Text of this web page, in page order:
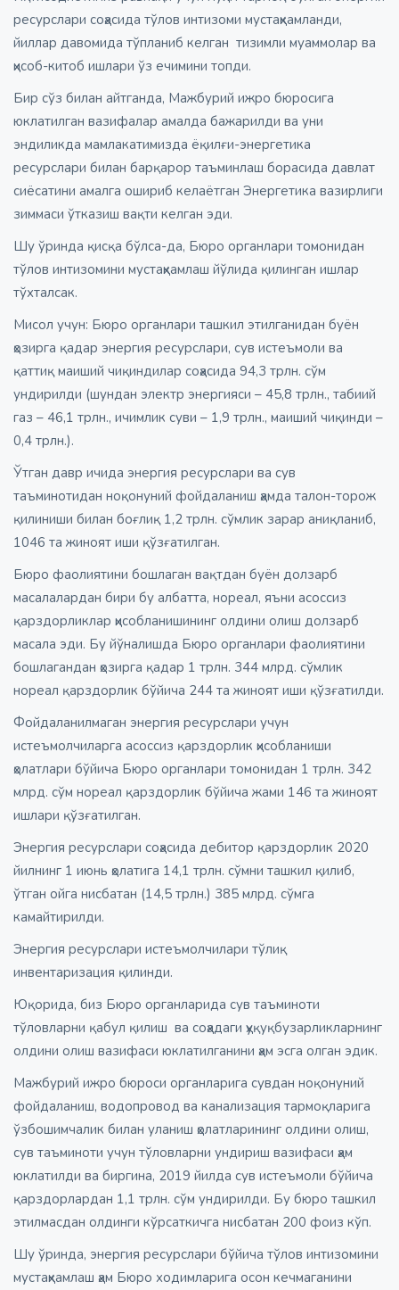
ресурслари соҳасида тўлов интизоми мустаҳкамланди,
йиллар давомида тўпланиб келган тизимли муаммолар ва
ҳисоб-китоб ишлари ўз ечимини топди.
Бир сўз билан айтганда, Мажбурий ижро бюросига
юклатилган вазифалар амалда бажарилди ва уни
эндиликда мамлакатимизда ёқилғи-энергетика
ресурслари билан барқарор таъминлаш борасида давлат
сиёсатини амалга ошириб келаётган Энергетика вазирлиги
зиммаси ўтказиш вақти келган эди.
Шу ўринда қисқа бўлса-да, Бюро органлари томонидан
тўлов интизомини мустаҳкамлаш йўлида қилинган ишлар
тўхталсак.
Мисол учун: Бюро органлари ташкил этилганидан буён
ҳозирга қадар энергия ресурслари, сув истеъмоли ва
қаттиқ маиший чиқиндилар соҳасида 94,3 трлн. сўм
ундирилди (шундан электр энергияси – 45,8 трлн., табиий
газ – 46,1 трлн., ичимлик суви – 1,9 трлн., маиший чиқинди –
0,4 трлн.).
Ўтган давр ичида энергия ресурслари ва сув
таъминотидан ноқонуний фойдаланиш ҳамда талон-торож
қилиниши билан боғлиқ 1,2 трлн. сўмлик зарар аниқланиб,
1046 та жиноят иши қўзғатилган.
Бюро фаолиятини бошлаган вақтдан буён долзарб
масалалардан бири бу албатта, нореал, яъни асоссиз
қарздорликлар ҳисобланишининг олдини олиш долзарб
масала эди. Бу йўналишда Бюро органлари фаолиятини
бошлагандан ҳозирга қадар 1 трлн. 344 млрд. сўмлик
нореал қарздорлик бўйича 244 та жиноят иши қўзғатилди.
Фойдаланилмаган энергия ресурслари учун
истеъмолчиларга асоссиз қарздорлик ҳисобланиши
ҳолатлари бўйича Бюро органлари томонидан 1 трлн. 342
млрд. сўм нореал қарздорлик бўйича жами 146 та жиноят
ишлари қўзғатилган.
Энергия ресурслари соҳасида дебитор қарздорлик 2020
йилнинг 1 июнь ҳолатига 14,1 трлн. сўмни ташкил қилиб,
ўтган ойга нисбатан (14,5 трлн.) 385 млрд. сўмга
камайтирилди.
Энергия ресурслари истеъмолчилари тўлиқ
инвентаризация қилинди.
Юқорида, биз Бюро органларида сув таъминоти
тўловларни қабул қилиш ва соҳадаги ҳуқуқбузарликларнинг
олдини олиш вазифаси юклатилганини ҳам эсга олган эдик.
Мажбурий ижро бюроси органларига сувдан ноқонуний
фойдаланиш, водопровод ва канализация тармоқларига
ўзбошимчалик билан уланиш ҳолатларининг олдини олиш,
сув таъминоти учун тўловларни ундириш вазифаси ҳам
юклатилди ва биргина, 2019 йилда сув истеъмоли бўйича
қарздорлардан 1,1 трлн. сўм ундирилди. Бу бюро ташкил
этилмасдан олдинги кўрсаткичга нисбатан 200 фоиз кўп.
Шу ўринда, энергия ресурслари бўйича тўлов интизомини
мустаҳкамлаш ҳам Бюро ходимларига осон кечмаганини